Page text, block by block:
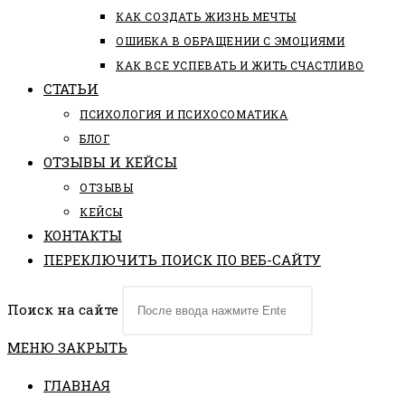
КАК СОЗДАТЬ ЖИЗНЬ МЕЧТЫ
ОШИБКА В ОБРАЩЕНИИ С ЭМОЦИЯМИ
КАК ВСЕ УСПЕВАТЬ И ЖИТЬ СЧАСТЛИВО
СТАТЬИ
ПCИХОЛОГИЯ И ПСИХОСОМАТИКА
БЛОГ
ОТЗЫВЫ И КЕЙСЫ
ОТЗЫВЫ
КЕЙСЫ
КОНТАКТЫ
ПЕРЕКЛЮЧИТЬ ПОИСК ПО ВЕБ-САЙТУ
Поиск на сайте
МЕНЮ ЗАКРЫТЬ
ГЛАВНАЯ